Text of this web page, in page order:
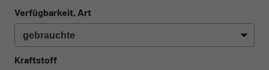
Verfügbarkeit, Art
Kraftstoff